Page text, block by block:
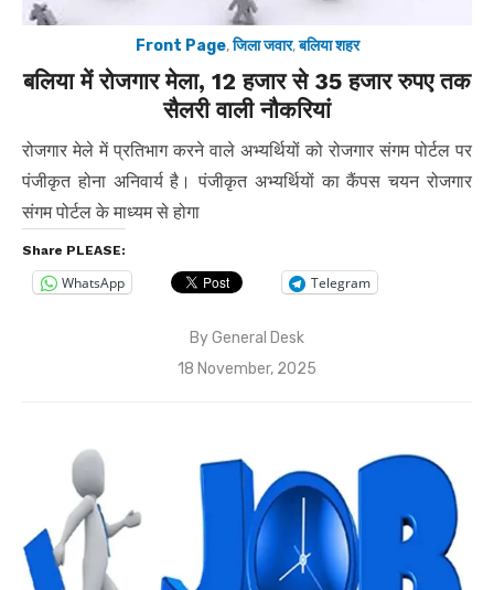
Front Page,जिला जवार,बलिया शहर
बलिया में रोजगार मेला, 12 हजार से 35 हजार रुपए तक
सैलरी वाली नौकरियां
रोजगार मेले में प्रतिभाग करने वाले अभ्यर्थियों को रोजगार संगम पोर्टल पर
पंजीकृत होना अनिवार्य है। पंजीकृत अभ्यर्थियों का कैंपस चयन रोजगार
संगम पोर्टल के माध्यम से होगा
Share PLEASE:
WhatsApp Telegram
ByGeneral Desk
Posted
18 November, 2025